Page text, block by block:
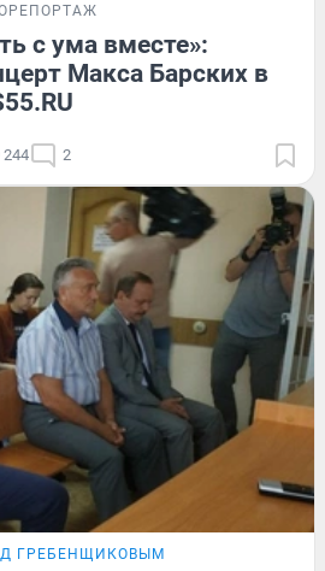
с ума вместе»:
Макса Барских в
244 2
ГРЕБЕНЩИКОВЫМ